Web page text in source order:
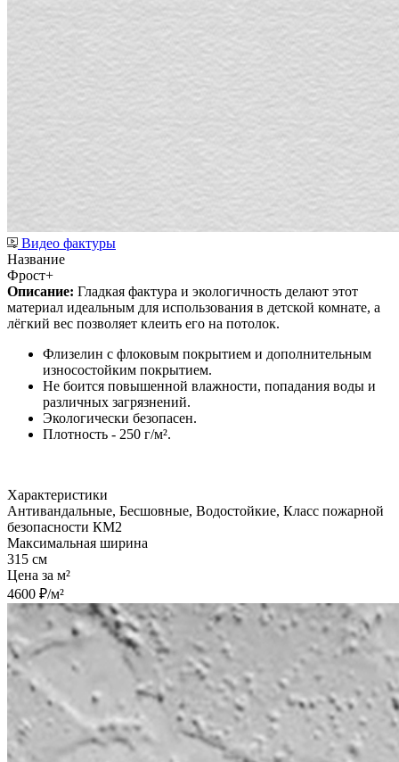
Видео фактуры
Название
Фрост+
Описание: Гладкая фактура и экологичность делают этот
материал идеальным для использования в детской комнате, а
лёгкий вес позволяет клеить его на потолок.
Флизелин с флоковым покрытием и дополнительным
износостойким покрытием.
Не боится повышенной влажности, попадания воды и
различных загрязнений.
Экологически безопасен.
Плотность - 250 г/м².
Характеристики
Антивандальные, Бесшовные, Водостойкие, Класс пожарной
безопасности КМ2
Максимальная ширина
315 см
Цена за м²
4600 ₽/м²